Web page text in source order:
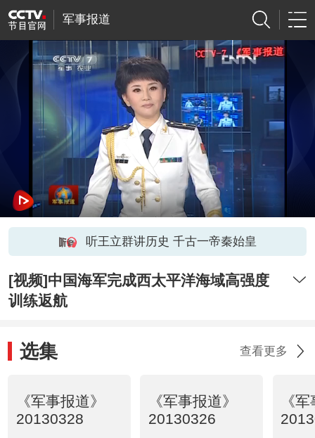
军事报道
听王立群讲历史 千古一帝秦始皇
[视频]中国海军完成西太平洋海域高强度
训练返航
选集 查看更多
《军事报道》
20130328
《军事报道》
20130326
《